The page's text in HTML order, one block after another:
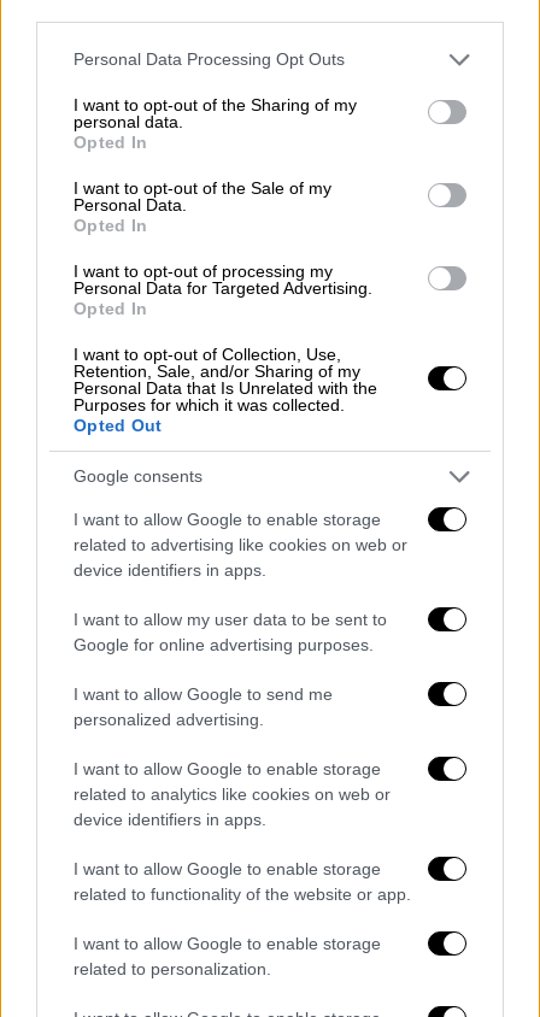
Please note that this website/app uses one or more Google
not limited to your visit or usage behaviour. You may click to
grant or deny consent to Google and its third-party tags to
use your data for below specified purposes in below Google
consent section.
Personal Data Processing Opt Outs
I want to opt-out of the Sharing of my
personal data.
Opted In
I want to opt-out of the Sale of my
Personal Data.
Opted In
I want to opt-out of processing my
Personal Data for Targeted Advertising.
Opted In
I want to opt-out of Collection, Use,
Retention, Sale, and/or Sharing of my
Personal Data that Is Unrelated with the
Purposes for which it was collected.
Opted Out
Google consents
I want to allow Google to enable storage
related to advertising like cookies on web or
device identifiers in apps.
I want to allow my user data to be sent to
Google for online advertising purposes.
I want to allow Google to send me
personalized advertising.
I want to allow Google to enable storage
related to analytics like cookies on web or
device identifiers in apps.
I want to allow Google to enable storage
related to functionality of the website or app.
I want to allow Google to enable storage
related to personalization.
Η πτήση MU5735 της China Eastern Airlines
συνετρίβη τον Μάρτιο του 2022 σε
απομακρυσμένη περιοχή της Κίνας,
σκοτώνοντας και τους 132 επιβαίνοντες
Κόσμος|04.04.2026 08:05
Έπεσε ιδιωτικό αεροσκάφος πάνω σε
εστιατόριο στη Βραζιλία: 4 νεκροί -
Βίντεο από τη στιγμή της συντριβής
Νεκροί οι επιβαίνοντες